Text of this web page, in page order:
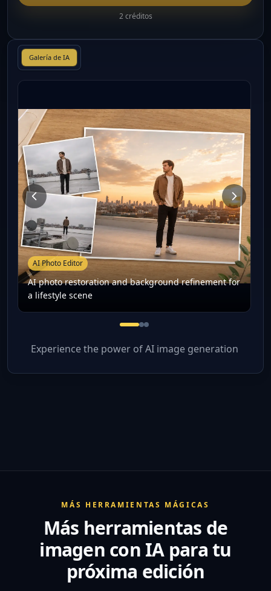
2 créditos
Galería de IA
AI Photo Editor
AI photo restoration and background refinement for
a lifestyle scene
AI photo restoration and
AI photo editor portrait
AI photo editor product
Experience the power of AI image generation
MÁS HERRAMIENTAS MÁGICAS
Más herramientas de
imagen con IA para tu
próxima edición